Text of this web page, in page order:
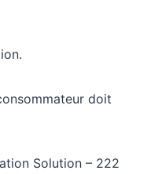
doit
Solution – 222